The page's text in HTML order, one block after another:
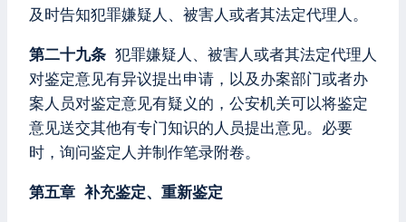
及时告知犯罪嫌疑人、被害人或者其法定代理人。
第二十九条 犯罪嫌疑人、被害人或者其法定代理人
对鉴定意见有异议提出申请，以及办案部门或者办
案人员对鉴定意见有疑义的，公安机关可以将鉴定
意见送交其他有专门知识的人员提出意见。必要
时，询问鉴定人并制作笔录附卷。
第五章 补充鉴定、重新鉴定